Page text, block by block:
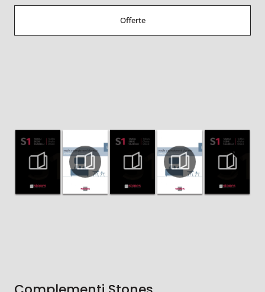
Offerte